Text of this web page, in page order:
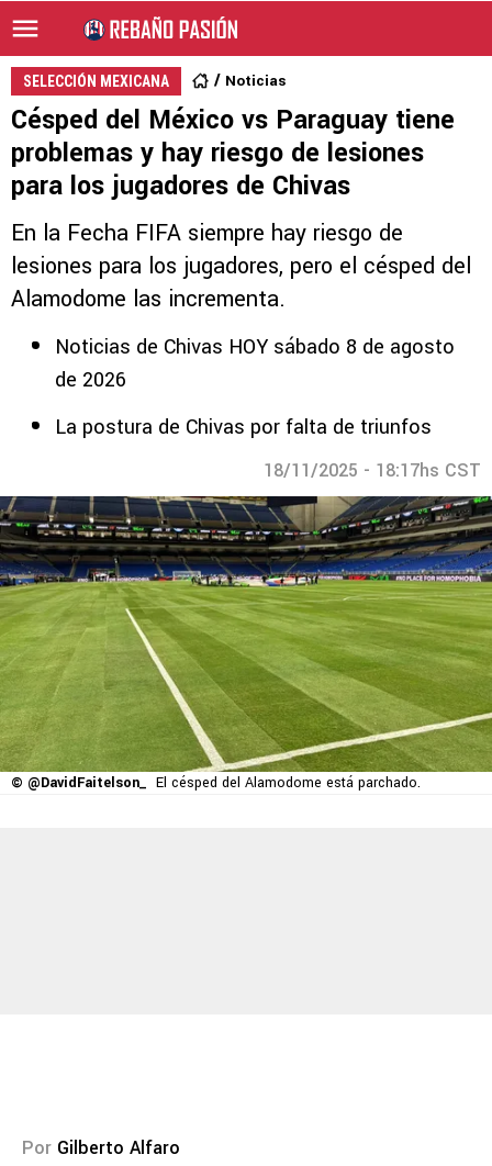
SELECCIÓN MEXICANA Noticias
Césped del México vs Paraguay tiene
problemas y hay riesgo de lesiones
para los jugadores de Chivas
En la Fecha FIFA siempre hay riesgo de
lesiones para los jugadores, pero el césped del
Alamodome las incrementa.
Noticias de Chivas HOY sábado 8 de agosto
de 2026
La postura de Chivas por falta de triunfos
18/11/2025 - 18:17hs CST
© @DavidFaitelson_ El césped del Alamodome está parchado.
Por Gilberto Alfaro